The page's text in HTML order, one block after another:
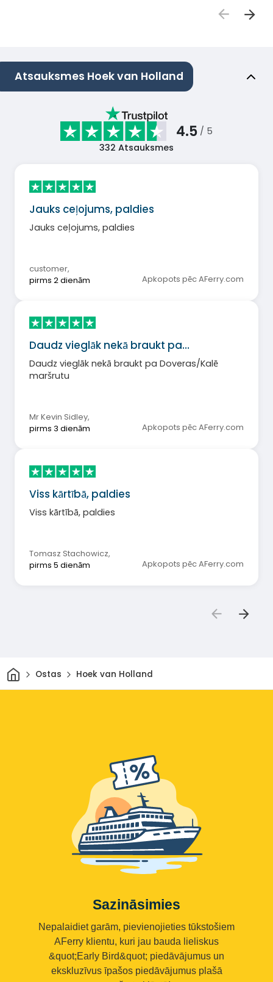
Atsauksmes Hoek van Holland
4.5 / 5
332 Atsauksmes
Jauks ceļojums, paldies
Jauks ceļojums, paldies
customer,
pirms 2 dienām
Apkopots pēc AFerry.com
Daudz vieglāk nekā braukt pa…
Daudz vieglāk nekā braukt pa Doveras/Kalē
maršrutu
Mr Kevin Sidley,
pirms 3 dienām
Apkopots pēc AFerry.com
Viss kārtībā, paldies
Viss kārtībā, paldies
Tomasz Stachowicz,
pirms 5 dienām
Apkopots pēc AFerry.com
Sākums
Ostas Hoek van Holland
Sazināsimies
Nepalaidiet garām, pievienojieties tūkstošiem
AFerry klientu, kuri jau bauda lieliskus
&quot;Early Bird&quot; piedāvājumus un
ekskluzīvus īpašos piedāvājumus plašā